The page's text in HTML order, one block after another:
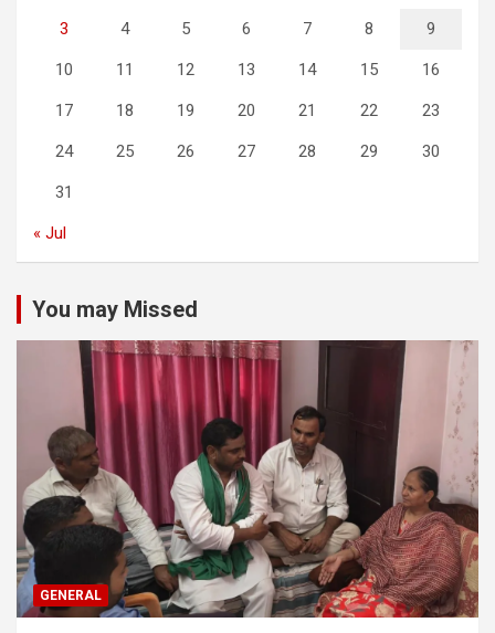
3 4 5 6 7 8 9
10 11 12 13 14 15 16
17 18 19 20 21 22 23
24 25 26 27 28 29 30
31
« Jul
You may Missed
GENERAL